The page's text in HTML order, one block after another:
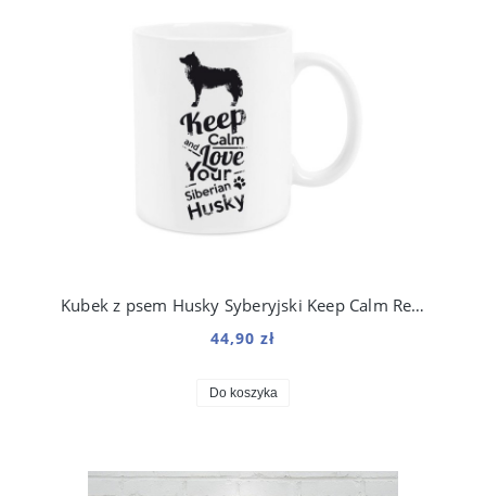
Kubek z psem Husky Syberyjski Keep Calm Retro 330 ml
44,90 zł
Do koszyka